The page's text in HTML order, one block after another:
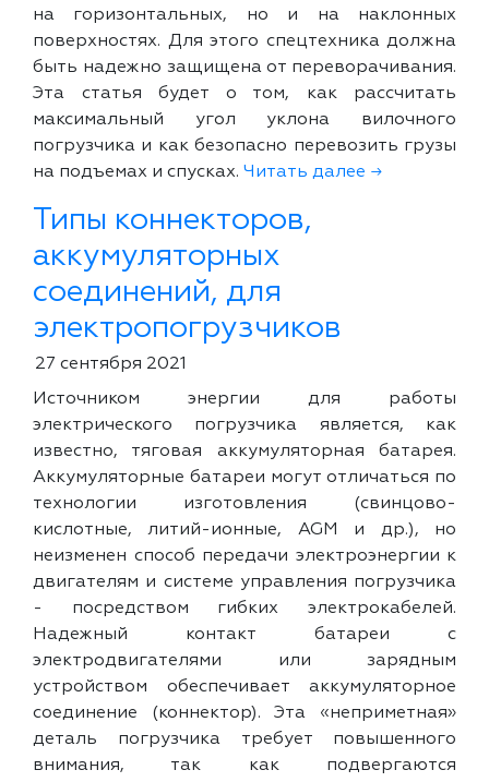
на горизонтальных, но и на наклонных
поверхностях. Для этого спецтехника должна
быть надежно защищена от переворачивания.
Эта статья будет о том, как рассчитать
максимальный угол уклона вилочного
погрузчика и как безопасно перевозить грузы
на подъемах и спусках. Читать далее →
Типы коннекторов,
аккумуляторных
соединений, для
электропогрузчиков
27 сентября 2021
Источником энергии для работы
электрического погрузчика является, как
известно, тяговая аккумуляторная батарея.
Аккумуляторные батареи могут отличаться по
технологии изготовления (свинцово-
кислотные, литий-ионные, AGM и др.), но
неизменен способ передачи электроэнергии к
двигателям и системе управления погрузчика
- посредством гибких электрокабелей.
Надежный контакт батареи с
электродвигателями или зарядным
устройством обеспечивает аккумуляторное
соединение (коннектор). Эта «неприметная»
деталь погрузчика требует повышенного
внимания, так как подвергаются